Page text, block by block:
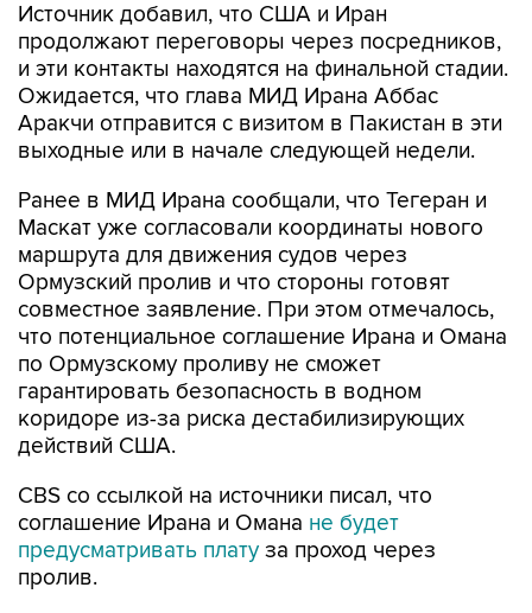
Источник добавил, что США и Иран
продолжают переговоры через посредников,
и эти контакты находятся на финальной стадии.
Ожидается, что глава МИД Ирана Аббас
Аракчи отправится с визитом в Пакистан в эти
выходные или в начале следующей недели.
Ранее в МИД Ирана сообщали, что Тегеран и
Маскат уже согласовали координаты нового
маршрута для движения судов через
Ормузский пролив и что стороны готовят
совместное заявление. При этом отмечалось,
что потенциальное соглашение Ирана и Омана
по Ормузскому проливу не сможет
гарантировать безопасность в водном
коридоре из-за риска дестабилизирующих
действий США.
CBS со ссылкой на источники писал, что
соглашение Ирана и Омана не будет
предусматривать плату за проход через
пролив.